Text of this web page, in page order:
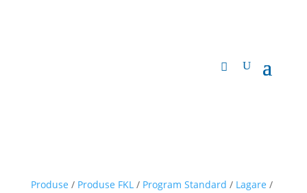
Produse / Produse FKL/ Program Standard / Lagare /